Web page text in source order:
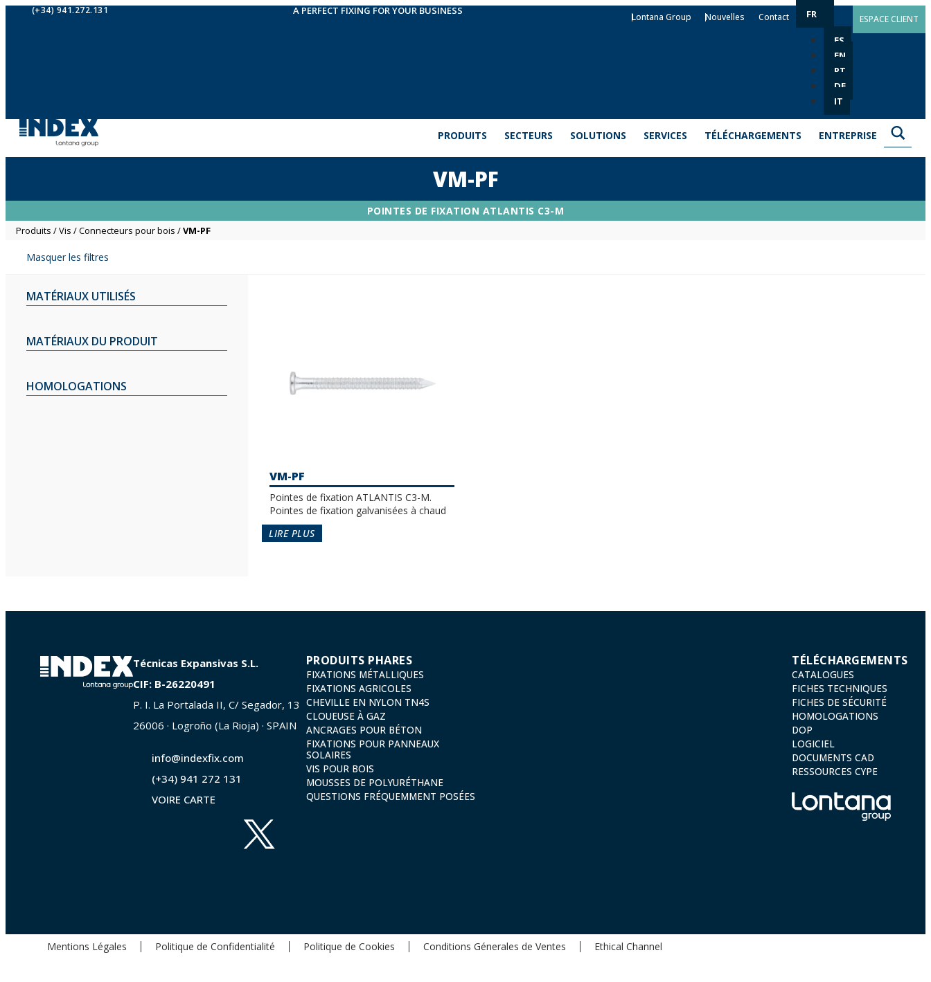
(+34) 941.272.131 A PERFECT FIXING FOR YOUR BUSINESS
Lontana Group Nouvelles Contact FR
ES
EN
PT
DE
IT
ESPACE CLIENT
PRODUITS SECTEURS SOLUTIONS SERVICES TÉLÉCHARGEMENTS ENTREPRISE
VM-PF
POINTES DE FIXATION ATLANTIS C3-M
Produits /Vis /Connecteurs pour bois /VM-PF
Masquer les filtres
MATÉRIAUX UTILISÉS
MATÉRIAUX DU PRODUIT
HOMOLOGATIONS
VM-PF
Pointes de fixation ATLANTIS C3-M.
Pointes de fixation galvanisées à chaud
LIRE PLUS
Técnicas Expansivas S.L.
CIF: B-26220491
P. I. La Portalada II, C/ Segador, 13
26006 · Logroño (La Rioja) · SPAIN
info@indexfix.com
(+34) 941 272 131
VOIRE CARTE
PRODUITS PHARES
FIXATIONS MÉTALLIQUES
FIXATIONS AGRICOLES
CHEVILLE EN NYLON TN4S
CLOUEUSE À GAZ
ANCRAGES POUR BÉTON
FIXATIONS POUR PANNEAUX
SOLAIRES
VIS POUR BOIS
MOUSSES DE POLYURÉTHANE
QUESTIONS FRÉQUEMMENT POSÉES
TÉLÉCHARGEMENTS
CATALOGUES
FICHES TECHNIQUES
FICHES DE SÉCURITÉ
HOMOLOGATIONS
DOP
LOGICIEL
DOCUMENTS CAD
RESSOURCES CYPE
Mentions Légales Politique de Confidentialité Politique de Cookies Conditions Génerales de Ventes Ethical Channel